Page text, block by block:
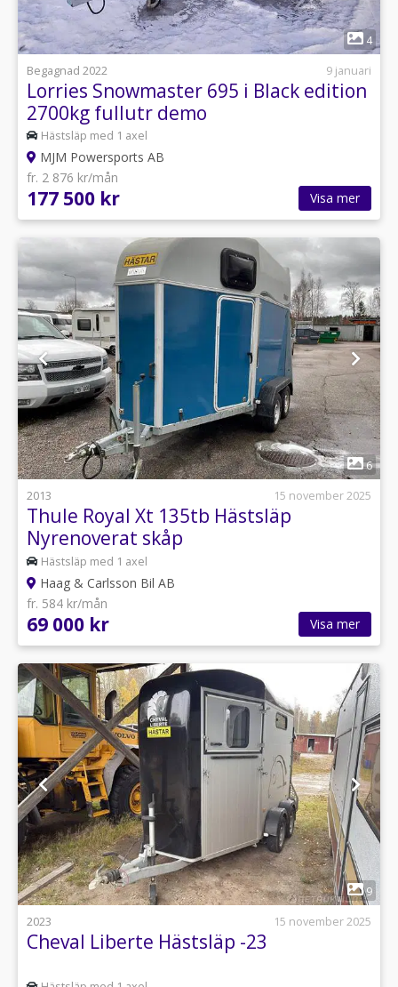
1
4
Begagnad 2022
9 januari
Lorries Snowmaster 695 i Black edition
2700kg fullutr demo
Hästsläp med 1 axel
MJM Powersports AB
fr. 2 876 kr/mån
177 500 kr Visa mer
1
6
2013
15 november 2025
Thule Royal Xt 135tb Hästsläp
Nyrenoverat skåp
Hästsläp med 1 axel
Haag & Carlsson Bil AB
fr. 584 kr/mån
69 000 kr Visa mer
1
9
2023
15 november 2025
Cheval Liberte Hästsläp -23